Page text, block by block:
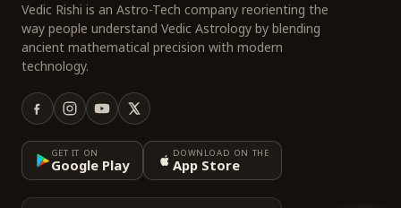
Vedic Rishi is an Astro-Tech company reorienting the
way people understand Vedic Astrology by blending
ancient mathematical precision with modern
technology.
GET IT ON
Google Play
DOWNLOAD ON THE
App Store